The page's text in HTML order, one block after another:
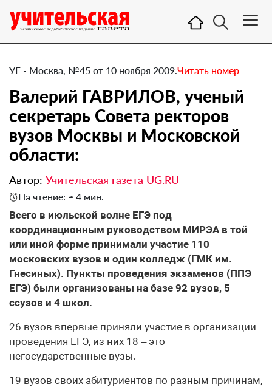
УГ - Москва, №45 от 10 ноября 2009.Читать номер
Валерий ГАВРИЛОВ, ученый
секретарь Совета ректоров
вузов Москвы и Московской
области:
Автор: Учительская газета UG.RU
На чтение: ≈ 4 мин.
Всего в июльской волне ЕГЭ под
координационным руководством МИРЭА в той
или иной форме принимали участие 110
московских вузов и один колледж (ГМК им.
Гнесиных). Пункты проведения экзаменов (ППЭ
ЕГЭ) были организованы на базе 92 вузов, 5
ссузов и 4 школ.
26 вузов впервые приняли участие в организации
проведения ЕГЭ, из них 18 – это
негосударственные вузы.
19 вузов своих абитуриентов по разным причинам,